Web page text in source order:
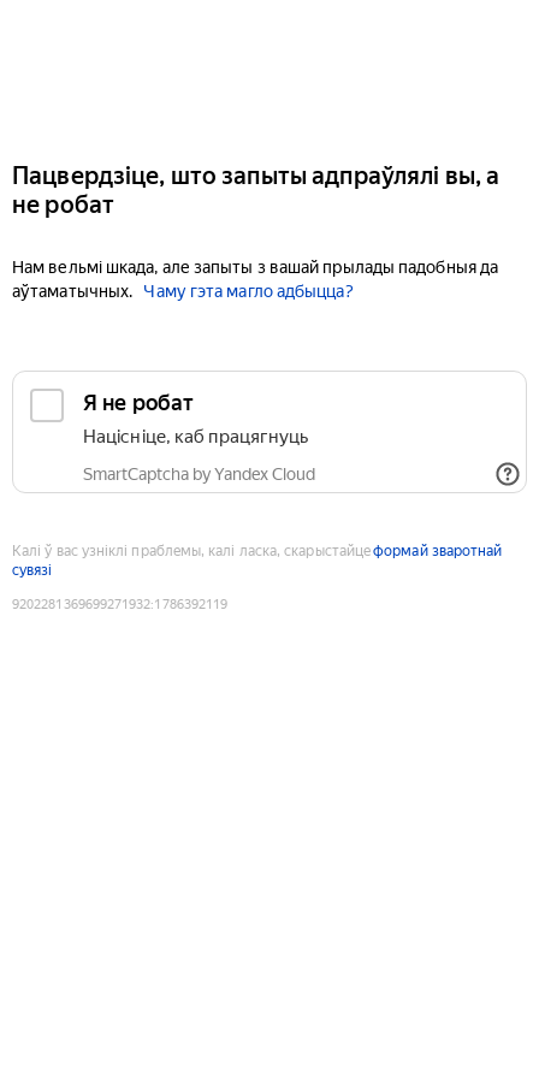
Пацвердзіце, што запыты адпраўлялі вы, а
не робат
Нам вельмі шкада, але запыты з вашай прылады падобныя да
аўтаматычных.
Чаму гэта магло адбыцца?
Я не робат
Націсніце, каб працягнуць
SmartCaptcha by Yandex Cloud
Калі ў вас узніклі праблемы, калі ласка, скарыстайцеформай зваротнай
сувязі
9202281369699271932:1786392119